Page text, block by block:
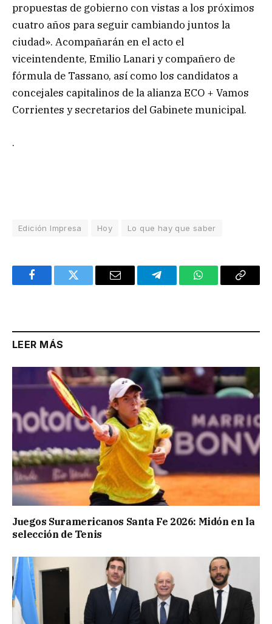
propuestas de gobierno con vistas a los próximos
cuatro años para seguir cambiando juntos la
ciudad». Acompañarán en el acto el
viceintendente, Emilio Lanari y compañero de
fórmula de Tassano, así como los candidatos a
concejales capitalinos de la alianza ECO + Vamos
Corrientes y secretarios del Gabinete municipal.
.
Edición Impresa Hoy Lo que hay que saber
FacebookTwitter Email TelegramWhatsAppCopy
LEER MÁS
Juegos Suramericanos Santa Fe 2026: Midón en la
selección de Tenis